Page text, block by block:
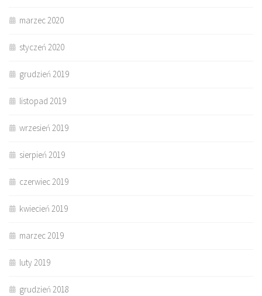
marzec 2020
styczeń 2020
grudzień 2019
listopad 2019
wrzesień 2019
sierpień 2019
czerwiec 2019
kwiecień 2019
marzec 2019
luty 2019
grudzień 2018